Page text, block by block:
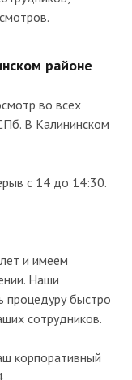
районе
во всех
В Калининском
с 14 до 14:30.
и имеем
Наши
процедуру быстро
сотрудников.
корпоративный
.